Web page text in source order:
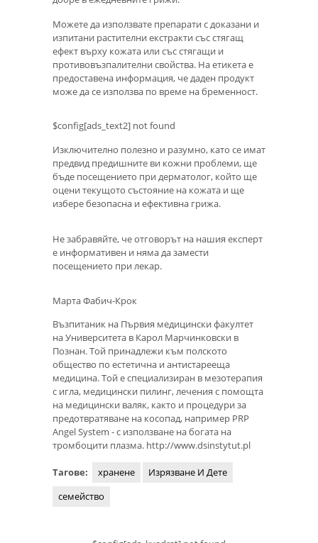
Можете да използвате препарати с доказани и
изпитани растителни екстракти със стягащ
ефект върху кожата или със стягащи и
противовъзпалителни свойства. На етикета е
предоставена информация, че даден продукт
може да се използва по време на бременност.
$config[ads_text2] not found
Изключително полезно и разумно, като се имат
предвид предишните ви кожни проблеми, ще
бъде посещението при дерматолог, който ще
оцени текущото състояние на кожата и ще
избере безопасна и ефективна грижа.
Не забравяйте, че отговорът на нашия експерт
е информативен и няма да замести
посещението при лекар.
Марта Фабич-Крок
Възпитаник на Първия медицински факултет
на Университета в Карол Марчинковски в
Познан. Той принадлежи към полското
общество по естетична и антистарееща
медицина. Той е специализиран в мезотерапия
с игла, медицински пилинг, лечения с помощта
на медицински валяк, както и процедури за
предотвратяване на косопад, например PRP
Angel System - с използване на богата на
тромбоцити плазма. http://www.dsinstytut.pl
Тагове: хранене
Изрязване И Дете
семейство